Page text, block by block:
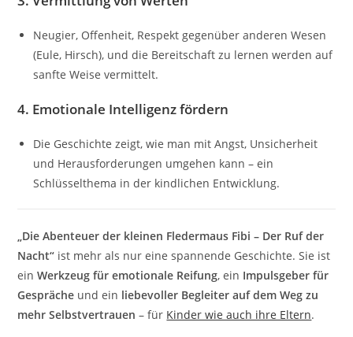
Neugier, Offenheit, Respekt gegenüber anderen Wesen
(Eule, Hirsch), und die Bereitschaft zu lernen werden auf
sanfte Weise vermittelt.
4. Emotionale Intelligenz fördern
Die Geschichte zeigt, wie man mit Angst, Unsicherheit
und Herausforderungen umgehen kann – ein
Schlüsselthema in der kindlichen Entwicklung.
„Die Abenteuer der kleinen Fledermaus Fibi – Der Ruf der
Nacht“ ist mehr als nur eine spannende Geschichte. Sie ist
einWerkzeug für emotionale Reifung, ein Impulsgeber für
Gespräche und ein liebevoller Begleiter auf dem Weg zu
mehr Selbstvertrauen – für Kinder wie auch ihre Eltern.